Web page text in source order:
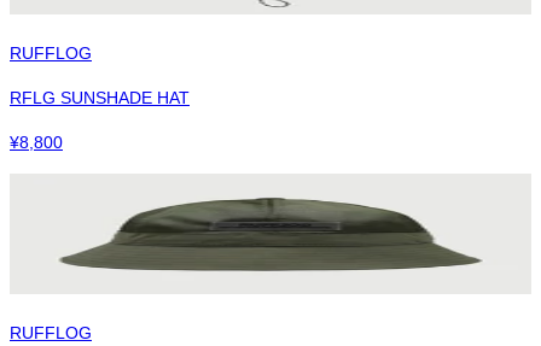
RUFFLOG
RFLG SUNSHADE HAT
¥8,800
RUFFLOG